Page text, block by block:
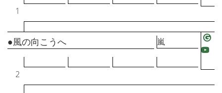
1
2
●風の向こうへ 嵐